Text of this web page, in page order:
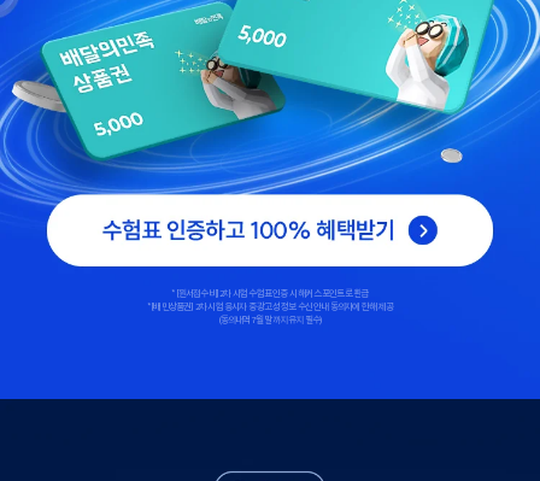
*[원서접수비] 2차 시험 수험표 인증 시 해커스 포인트로 환급
*[배민상품권] 2차 시험 응시자 중 광고성 정보 수신 안내 동의자에 한해 제공
(동의내역 7월 말까지 유지 필수)